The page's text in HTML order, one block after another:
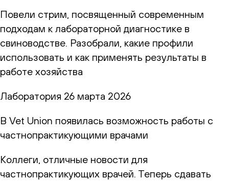
Повели стрим, посвященный современным
подходам к лабораторной диагностике в
свиноводстве. Разобрали, какие профили
использовать и как применять результаты в
работе хозяйства
Лаборатория 26 марта 2026
В Vet Union появилась возможность работы с
частнопрактикующими врачами
Коллеги, отличные новости для
частнопрактикующих врачей. Теперь сдавать